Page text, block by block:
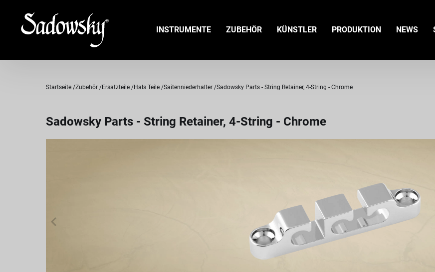
INSTRUMENTE ZUBEHÖR KÜNSTLER PRODUKTION NEWS
Startseite Zubehör Ersatzteile Hals Teile Saitenniederhalter Sadowsky Parts - String Retainer, 4-String - Chrome
Sadowsky Parts - String Retainer, 4-String - Chrome